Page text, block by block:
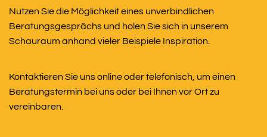
Nutzen Sie die Möglichkeit eines unverbindlichen
Beratungsgesprächs und holen Sie sich in unserem
Schauraum anhand vieler Beispiele Inspiration.
Kontaktieren Sie uns online oder telefonisch, um einen
Beratungstermin bei uns oder bei Ihnen vor Ort zu
vereinbaren.